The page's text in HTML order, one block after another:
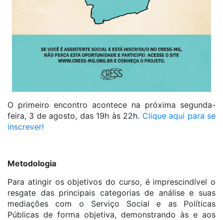
O primeiro encontro acontece na próxima segunda-
feira, 3 de agosto, das 19h às 22h. Clique aqui para se
inscrever!
Metodologia
Para atingir os objetivos do curso, é imprescindível o
resgate das principais categorias de análise e suas
mediações com o Serviço Social e as Políticas
Públicas de forma objetiva, demonstrando às e aos